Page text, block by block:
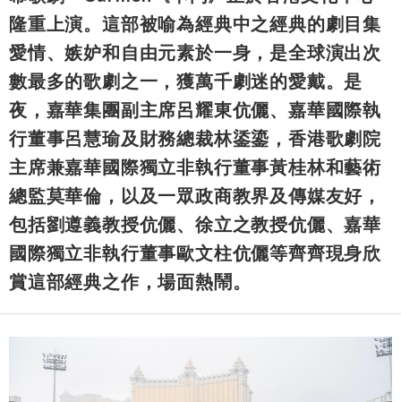
隆重上演。這部被喻為經典中之經典的劇目集
愛情、嫉妒和自由元素於一身，是全球演出次
數最多的歌劇之一，獲萬千劇迷的愛戴。是
夜，嘉華集團副主席呂耀東伉儷、嘉華國際執
行董事呂慧瑜及財務總裁林鋈鎏，香港歌劇院
主席兼嘉華國際獨立非執行董事黃桂林和藝術
總監莫華倫，以及一眾政商教界及傳媒友好，
包括劉遵義教授伉儷、徐立之教授伉儷、嘉華
國際獨立非執行董事歐文柱伉儷等齊齊現身欣
賞這部經典之作，場面熱鬧。